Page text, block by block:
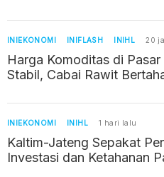
INIEKONOMI INIFLASH INIHL 20
Harga Komoditas di Pasar
Stabil, Cabai Rawit
INIEKONOMI INIHL 1 hari lalu
Kaltim-Jateng Sepakat
Investasi dan Ketahanan